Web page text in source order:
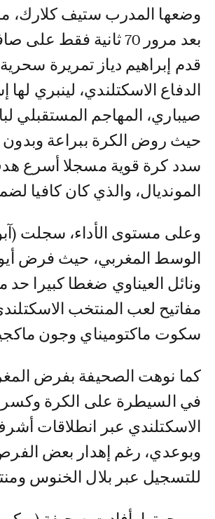
وضعها المدرب ستيف كلارك،
بعد مرور 70 ثانية فقط
قدم إبراهيم دياز تمريرة
الدفاع الاسكتلندي، لينبري لها
صيباري، المهاجم المستقبلي
حيث روض الكرة ببراعة وبدون
سدد كرة قوية مسجلا أسرع
المونديال، والذي كان كافيا
وعلى مستوى الأداء، سجلت
الوسط المغربي، حيث فرض
ونائل العيناوي ضغطا كبيرا
مفاتيح لعب المنتخب
سكوت ماكتوميناي وجون
كما نوهت الصحيفة بفرض
في السيطرة على الكرة
الاسكتلندي عبر انطلاقات
وبوعدي، رغم إهدار بعض
للتسجيل عبر بلال الخنوس